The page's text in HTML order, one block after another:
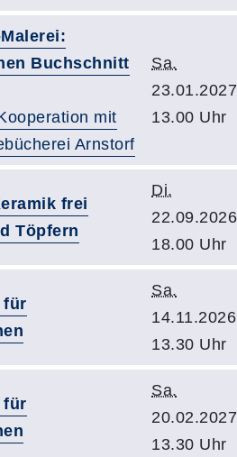
Buchschnitt
mit
Arnstorf
Sa.
13.00 Uhr
frei
Töpfern
Di.
18.00 Uhr
für
Sa.
13.30 Uhr
für
Sa.
13.30 Uhr